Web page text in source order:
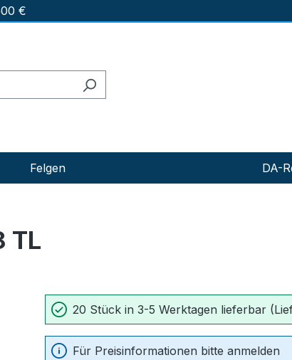
€
Felgen DA-
TL
20 Stück in 3-5 Werktagen lieferbar
Für Preisinformationen bitte anmelden